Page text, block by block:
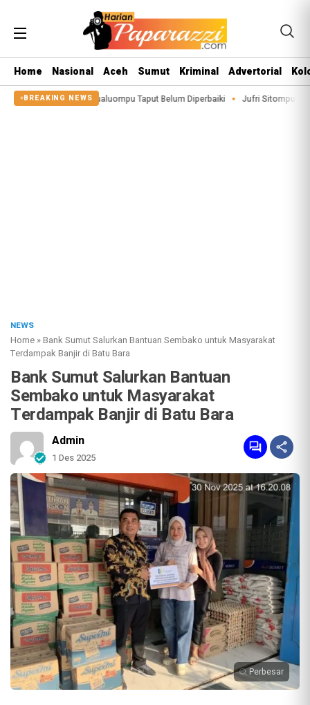
Home Nasional Aceh Sumut Kriminal Advertorial
BREAKING NEWS
di Siualuompu Taput Belum Diperbaiki Jufri Sitompul Terpilih Jadi
NEWS
Home »Bank Sumut Salurkan Bantuan Sembako untuk Masyarakat
Terdampak Banjir di Batu Bara
Bank Sumut Salurkan Bantuan
Sembako untuk Masyarakat
Terdampak Banjir di Batu Bara
Admin
1 Des 2025
Perbesar